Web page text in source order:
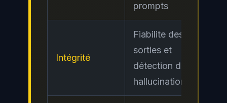
prompts
Intégrité
Fiabilite des
sorties et
détection des
hallucinations